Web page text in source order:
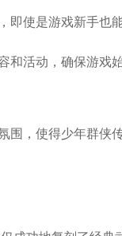
使是游戏新手也
和活动，确保游戏
围，使得少年群侠